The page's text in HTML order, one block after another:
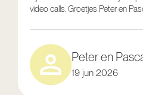
video calls. Groetjes Peter en
Peter en
19 jun 2026